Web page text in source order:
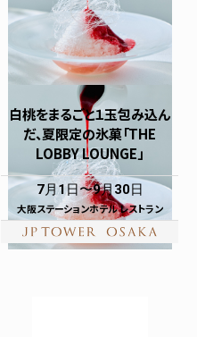
白桃をまるごと１玉包み込ん
だ、夏限定の氷菓「THE
LOBBY LOUNGE」
7月1日 9月30日
大阪ステーションホテル レストラン